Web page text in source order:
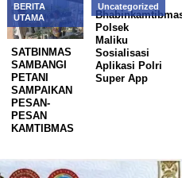
BERITA
UTAMA
SATBINMAS
SAMBANGI
PETANI
SAMPAIKAN
PESAN-
PESAN
KAMTIBMAS
Uncategorized
Polsek
Maliku
Sosialisasi
Aplikasi Polri
Super App